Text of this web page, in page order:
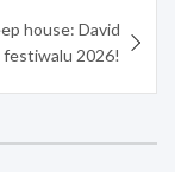
house: David
festiwalu 2026!